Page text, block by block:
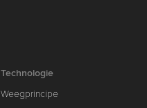
Technologie
Weegprincipe